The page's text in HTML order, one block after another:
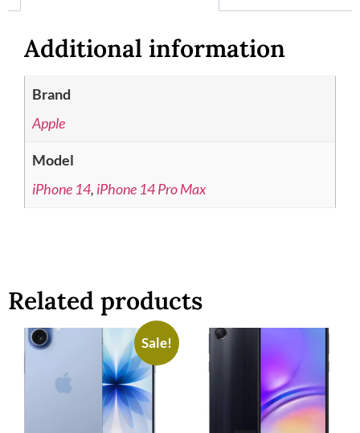
Additional information
Brand
Apple
Model
iPhone 14, iPhone 14 Pro Max
Related products
Sale!